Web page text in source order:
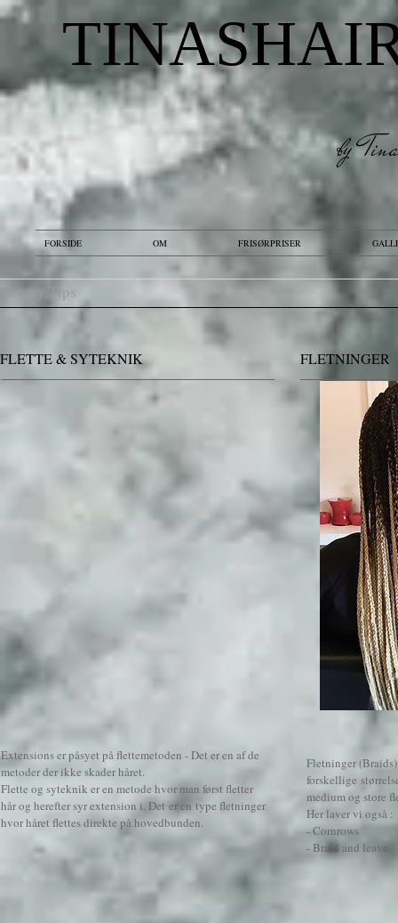
by
FORSIDE OM FRISØRPRISER
Beauty Tips
FLETTE & SYTEKNIK FLETNINGER
Extensions er påsyet på flettemetoden - Det er en af de
metoder der ikke skader håret.
Flette og syteknik er en metode hvor man først fletter
hår og herefter syr extension i. Det er en type fletninger
hvor håret flettes direkte på hovedbunden.
Fletninger
forskellige
medium og store
Her laver vi også :
- Cornrows
- Braid and leave